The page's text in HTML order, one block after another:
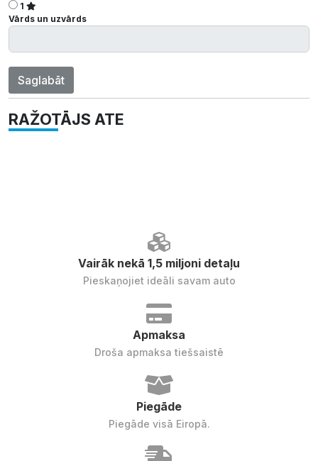
1
Vārds un uzvārds
Saglabāt
RAŽOTĀJS ATE
Vairāk nekā 1,5 miljoni detaļu
Pieskaņojiet ideāli savam auto
Apmaksa
Droša apmaksa tiešsaistē
Piegāde
Piegāde visā Eiropā.